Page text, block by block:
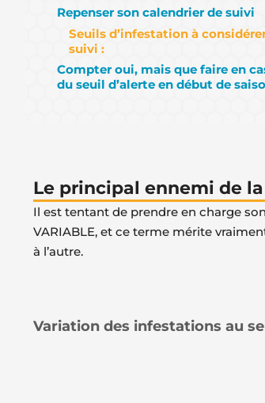
Repenser son calendrier de suivi
Seuils d’infestation à
suivi :
Compter oui, mais que faire en
du seuil d’alerte en début de
Le principal ennemi de
Il est tentant de prendre en charge
VARIABLE, et ce terme mérite
à l’autre.
Variation des infestations au